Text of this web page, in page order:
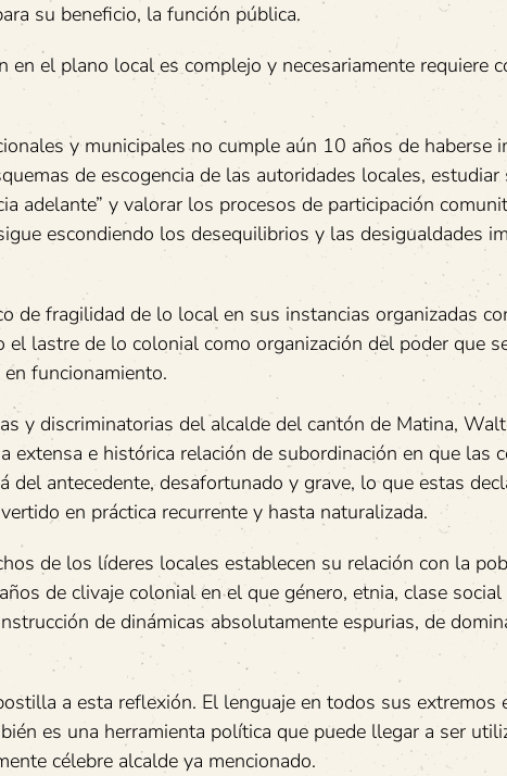
su beneficio, la función pública.
el plano local es complejo y necesariamente requiere
y municipales no cumple aún 10 años de haberse
de escogencia de las autoridades locales, estudiar
adelante” y valorar los procesos de participación
escondiendo los desequilibrios y las desigualdades
de fragilidad de lo local en sus instancias organizadas
el lastre de lo colonial como organización del poder que
funcionamiento.
y discriminatorias del alcalde del cantón de Matina,
extensa e histórica relación de subordinación en que las
del antecedente, desafortunado y grave, lo que estas
en práctica recurrente y hasta naturalizada.
de los líderes locales establecen su relación con la
de clivaje colonial en el que género, etnia, clase
de dinámicas absolutamente espurias, de
a esta reflexión. El lenguaje en todos sus extremos
es una herramienta política que puede llegar a ser
célebre alcalde ya mencionado.